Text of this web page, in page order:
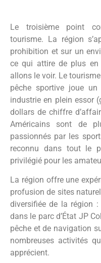
Le troisième point
tourisme. La région
prohibition et sur un
ce qui attire de plus en
allons le voir. Le
pêche sportive joue
industrie en plein essor
dollars de chiffre
Américains sont de
passionnés par les
reconnu dans tout le
privilégié pour les
La région offre une
profusion de sites
diversifiée de la région
dans le parc d’État JP
pêche et de navigation
nombreuses activités
apprécient.